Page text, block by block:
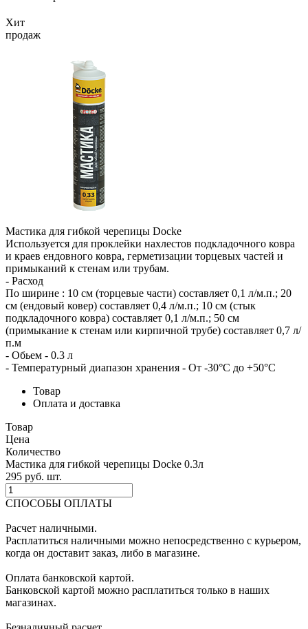
Хит
продаж
Мастика для гибкой черепицы Docke
Используется для проклейки нахлестов подкладочного ковра
и краев ендовного ковра, герметизации торцевых частей и
примыканий к стенам или трубам.
- Расход
По ширине : 10 см (торцевые части) составляет 0,1 л/м.п.; 20
см (ендовый ковер) составляет 0,4 л/м.п.; 10 см (стык
подкладочного ковра) составляет 0,1 л/м.п.; 50 см
(примыкание к стенам или кирпичной трубе) составляет 0,7 л/
п.м
- Обьем - 0.3 л
- Температурный диапазон хранения - От -30°С до +50°С
Товар
Оплата и доставка
Товар
Цена
Количество
Мастика для гибкой черепицы Docke 0.3л
295 pуб. шт.
СПОСОБЫ ОПЛАТЫ
Расчет наличными.
Расплатиться наличными можно непосредственно с курьером,
когда он доставит заказ, либо в магазине.
Оплата банковской картой.
Банковской картой можно расплатиться только в наших
магазинах.